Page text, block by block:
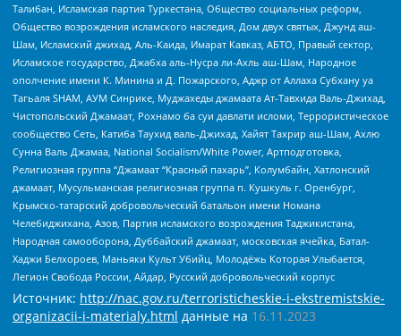
Талибан, Исламская партия Туркестана, Общество социальных реформ,
Общество возрождения исламского наследия, Дом двух святых, Джунд аш-
Шам, Исламский джихад, Аль-Каида, Имарат Кавказ, АБТО, Правый сектор,
Исламское государство, Джабха аль-Нусра ли-Ахль аш-Шам, Народное
ополчение имени К. Минина и Д. Пожарского, Аджр от Аллаха Субхану уа
Тагьаля SHAM, АУМ Синрике, Муджахеды джамаата Ат-Тавхида Валь-Джихад,
Чистопольский Джамаат, Рохнамо ба суи давлати исломи, Террористическое
сообщество Сеть, Катиба Таухид валь-Джихад, Хайят Тахрир аш-Шам, Ахлю
Сунна Валь Джамаа, National Socialism/White Power, Артподготовка,
Религиозная группа “Джамаат “Красный пахарь”, Колумбайн, Хатлонский
джамаат, Мусульманская религиозная группа п. Кушкуль г. Оренбург,
Крымско-татарский добровольческий батальон имени Номана
Челебиджихана, Азов, Партия исламского возрождения Таджикистана,
Народная самооборона, Дуббайский джамаат, московская ячейка, Батал-
Хаджи Белхороев, Маньяки Культ Убийц, Молодёжь Которая Улыбается,
Легион Свобода России, Айдар, Русский добровольческий корпус
Источник: http://nac.gov.ru/terroristicheskie-i-ekstremistskie-
organizacii-i-materialy.html данные на 16.11.2023